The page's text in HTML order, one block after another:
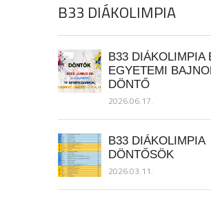
B33 DIÁKOLIMPIA
B33 DIÁKOLIMPIA
EGYETEMI
DÖNTŐ
2026.06.17.
B33 DIÁKOLIMPIA
DÖNTŐSÖK
2026.03.11.